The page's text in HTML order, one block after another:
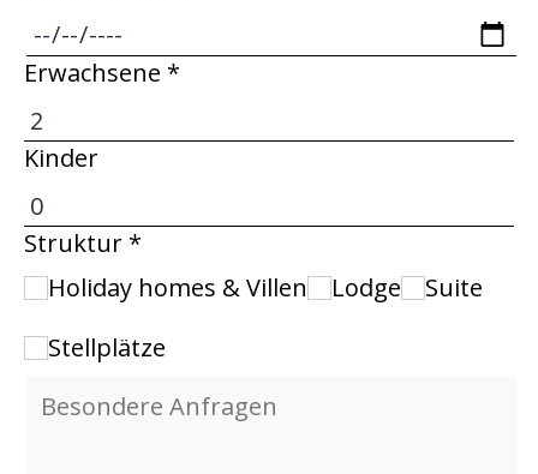
schönen Campingplatz. Ich werde sicher
wiederkommen.
Erwachsene *
Kinder
Struktur *
Holiday homes & Villen
Lodge
Suite
Stellplätze